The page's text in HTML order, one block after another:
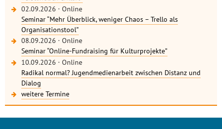
02.09.2026 · Online
Seminar “Mehr Überblick, weniger Chaos – Trello als
Organisationstool”
08.09.2026 · Online
Seminar “Online-Fundraising für Kulturprojekte”
10.09.2026 · Online
Radikal normal? Jugendmedienarbeit zwischen Distanz und
Dialog
weitere Termine